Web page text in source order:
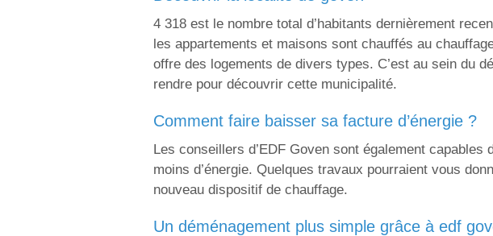
4 318 est le nombre total d’habitants dernièrement
les appartements et maisons sont chauffés au
offre des logements de divers types. C’est au sein du
rendre pour découvrir cette municipalité.
comment faire baisser sa facture d’énergie ?
Les conseillers d’EDF Goven sont également
moins d’énergie. Quelques travaux pourraient vous
nouveau dispositif de chauffage.
un déménagement plus simple grâce à edf